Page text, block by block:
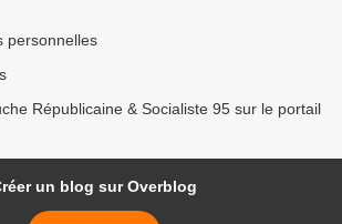
personnelles
Républicaine & Socialiste 95 sur le portail
un blog sur Overblog